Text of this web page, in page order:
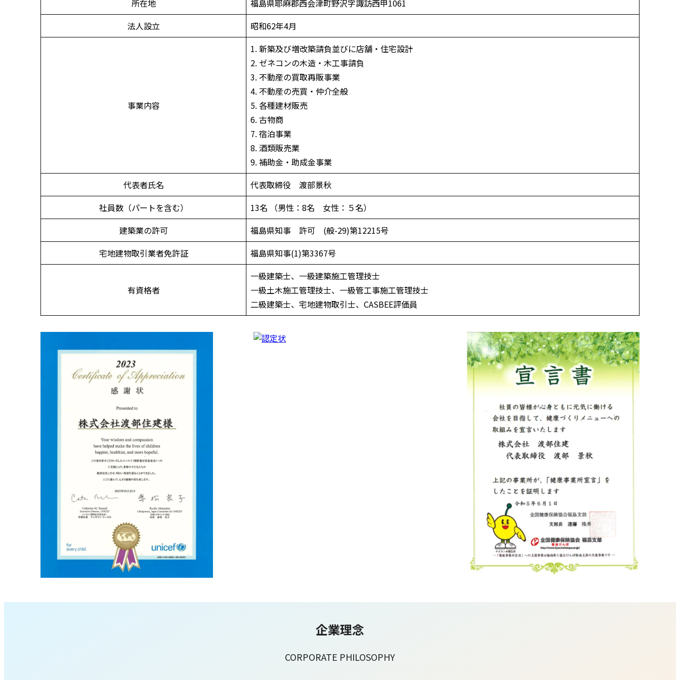
所在地
福島県耶麻郡西会津町野沢字諏訪西甲1061
法人設立
昭和62年4月
事業内容
1. 新築及び増改築請負並びに店舗・住宅設計
2. ゼネコンの木造・木工事請負
3. 不動産の買取再販事業
4. 不動産の売買・仲介全般
5. 各種建材販売
6. 古物商
7. 宿泊事業
8. 酒類販売業
9. 補助金・助成金事業
代表者氏名
代表取締役 渡部景秋
社員数（パートを含む）
13名 （男性：8名 女性：５名）
建築業の許可
福島県知事 許可 (般-29)第12215号
宅地建物取引業者免許証
福島県知事(1)第3367号
有資格者
一級建築士、一級建築施工管理技士
一級土木施工管理技士、一級管工事施工管理技士
二級建築士、宅地建物取引士、CASBEE評価員
企業理念
CORPORATE PHILOSOPHY